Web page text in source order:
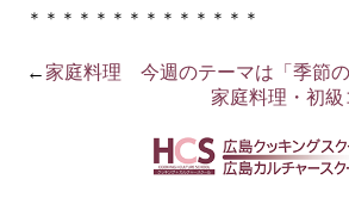
＊＊＊＊＊＊＊＊＊＊＊＊＊＊
←家庭料理 今週のテーマは「季節の
家庭料理・初級